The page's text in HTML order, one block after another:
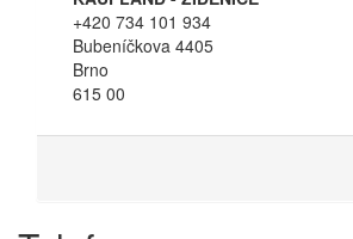
+420 734 101 934
Bubeníčkova 4405
Brno
615 00